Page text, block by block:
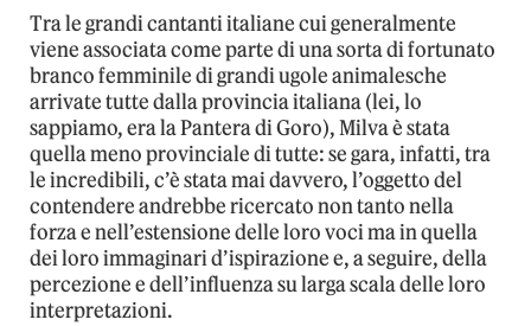
Tra le grandi cantanti italiane cui generalmente
viene associata come parte di una sorta di fortunato
branco femminile di grandi ugole animalesche
arrivate tutte dalla provincia italiana (lei, lo
sappiamo, era la Pantera di Goro), Milva è stata
quella meno provinciale di tutte: se gara, infatti, tra
le incredibili, c’è stata mai davvero, l’oggetto del
contendere andrebbe ricercato non tanto nella
forza e nell’estensione delle loro voci ma in quella
dei loro immaginari d’ispirazione e, a seguire, della
percezione e dell’influenza su larga scala delle loro
interpretazioni.